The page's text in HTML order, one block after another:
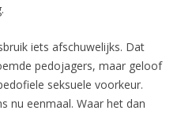
iets afschuwelijks. Dat
pedojagers, maar geloof
seksuele voorkeur.
nu eenmaal. Waar het dan